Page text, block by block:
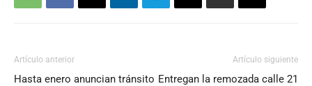
Artículo anterior
Hasta enero anuncian tránsito
Artículo siguiente
Entregan la remozada calle 21